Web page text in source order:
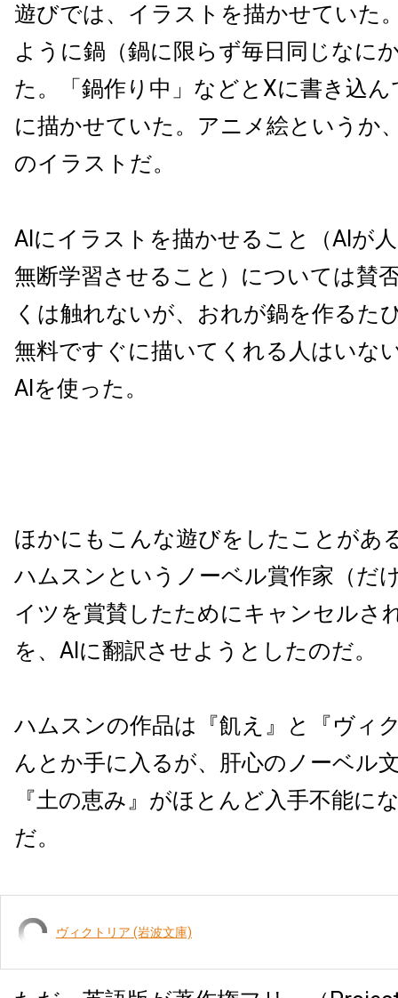
遊びでは、イラストを描かせていた
ように鍋（鍋に限らず毎日同じなに
た。「鍋作り中」などとXに書き込
に描かせていた。アニメ絵というか
のイラストだ。
AIにイラストを描かせること（AIが
無断学習させること）については賛
くは触れないが、おれが鍋を作るた
無料ですぐに描いてくれる人はいな
AIを使った。
ほかにもこんな遊びをしたことがあ
ハムスンというノーベル賞作家（だ
イツを賞賛したためにキャンセルさ
を、AIに翻訳させようとしたのだ。
ハムスンの作品は『飢え』と『ヴィ
んとか手に入るが、肝心のノーベル
『土の恵み』がほとんど入手不能に
だ。
ヴィクトリア (岩波文庫)